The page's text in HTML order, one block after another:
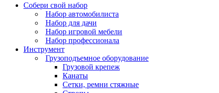
Собери свой набор
Набор автомобилиста
Набор для дачи
Набор игровой мебели
Набор профессионала
Инструмент
Грузоподъемное оборудование
Грузовой крепеж
Канаты
Сетки, ремни стяжные